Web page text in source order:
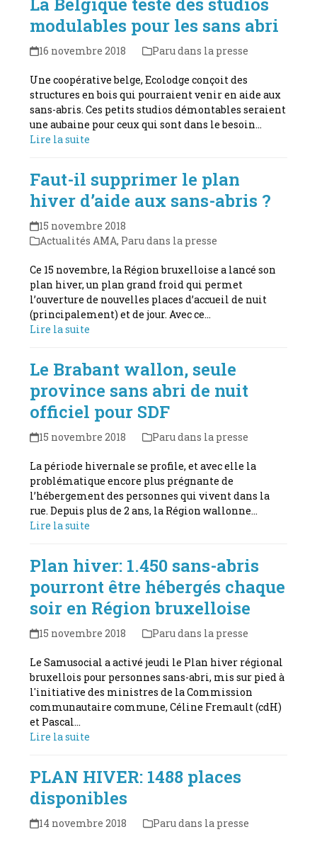
modulables pour les sans abri
16 novembre 2018 Paru dans la presse
Une coopérative belge, Ecolodge conçoit des
structures en bois qui pourraient venir en aide aux
sans-abris. Ces petits studios démontables seraient
une aubaine pour ceux qui sont dans le besoin…
Lire la suite
Faut-il supprimer le plan
hiver d’aide aux sans-abris ?
15 novembre 2018
Actualités AMA, Paru dans la presse
Ce 15 novembre, la Région bruxelloise a lancé son
plan hiver, un plan grand froid qui permet
l’ouverture de nouvelles places d’accueil de nuit
(principalement) et de jour. Avec ce…
Lire la suite
Le Brabant wallon, seule
province sans abri de nuit
officiel pour SDF
15 novembre 2018 Paru dans la presse
La période hivernale se profile, et avec elle la
problématique encore plus prégnante de
l’hébergement des personnes qui vivent dans la
rue. Depuis plus de 2 ans, la Région wallonne…
Lire la suite
Plan hiver: 1.450 sans-abris
pourront être hébergés chaque
soir en Région bruxelloise
15 novembre 2018 Paru dans la presse
Le Samusocial a activé jeudi le Plan hiver régional
bruxellois pour personnes sans-abri, mis sur pied à
l'initiative des ministres de la Commission
communautaire commune, Céline Fremault (cdH)
et Pascal…
Lire la suite
PLAN HIVER: 1488 places
disponibles
14 novembre 2018 Paru dans la presse